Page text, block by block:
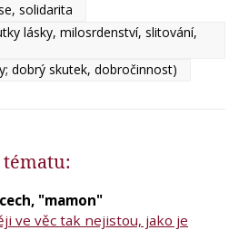
solidarita
lásky, milosrdenství, slitování,
dobrý skutek, dobročinnost)
"mamon"
ve věc tak nejistou, jako je